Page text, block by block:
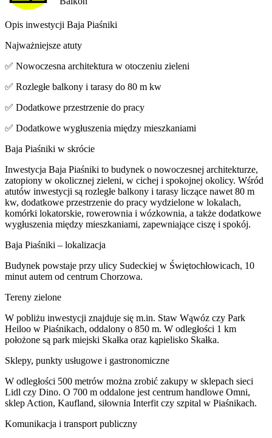
Opis inwestycji Baja Piaśniki
Najważniejsze atuty
✅ Nowoczesna architektura w otoczeniu zieleni
✅ Rozległe balkony i tarasy do 80 m kw
✅ Dodatkowe przestrzenie do pracy
✅ Dodatkowe wygłuszenia między mieszkaniami
Baja Piaśniki w skrócie
Inwestycja Baja Piaśniki to budynek o nowoczesnej architekturze,
zatopiony w okolicznej zieleni, w cichej i spokojnej okolicy. Wśród
atutów inwestycji są rozległe balkony i tarasy liczące nawet 80 m
kw, dodatkowe przestrzenie do pracy wydzielone w lokalach,
komórki lokatorskie, rowerownia i wózkownia, a także dodatkowe
wygłuszenia między mieszkaniami, zapewniające ciszę i spokój.
Baja Piaśniki – lokalizacja
Budynek powstaje przy ulicy Sudeckiej w Świętochłowicach, 10
minut autem od centrum Chorzowa.
Tereny zielone
W pobliżu inwestycji znajduje się m.in. Staw Wąwóz czy Park
Heiloo w Piaśnikach, oddalony o 850 m. W odległości 1 km
położone są park miejski Skałka oraz kąpielisko Skałka.
Sklepy, punkty usługowe i gastronomiczne
W odległości 500 metrów można zrobić zakupy w sklepach sieci
Lidl czy Dino. O 700 m oddalone jest centrum handlowe Omni,
sklep Action, Kaufland, siłownia Interfit czy szpital w Piaśnikach.
Komunikacja i transport publiczny